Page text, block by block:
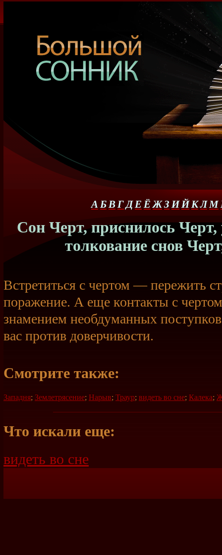
А БВГДЕ Ё ЖЗ ИЙКЛМ
Сон Черт, приснилось Черт,
толкование снов
Встретиться с чертом — пережить
поражение. А еще контакты с
знамением необдуманных
вас против доверчивости.
Смотрите также:
Западня; Землетрясение; Нарыв; Траур; видеть во сне; Калека;
Что искали еще:
видеть во сне